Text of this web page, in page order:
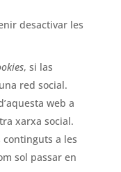
desactivar les
, si las
red social.
web a
xarxa social.
a les
sol passar en